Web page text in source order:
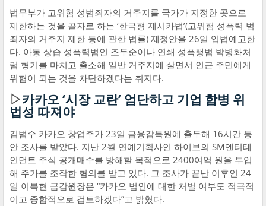
법무부가 고위험 성범죄자의 거주지를 국가가 지정한 곳으로
제한하는 것을 골자로 하는 ‘한국형 제시카법’(고위험 성폭력 범
죄자의 거주지 제한 등에 관한 법률) 제정안을 26일 입법예고한
다. 아동 상습 성폭력범인 조두순이나 연쇄 성폭행범 박병화처
럼 형기를 마치고 출소해 일반 거주지에 살면서 인근 주민에게
위협이 되는 것을 차단하겠다는 취지다.
▷카카오 ‘시장 교란’ 엄단하고 기업 합병 위
법성 따져야
김범수 카카오 창업주가 23일 금융감독원에 출두해 16시간 동
안 조사를 받았다. 지난 2월 연예기획사인 하이브의 SM엔터테
인먼트 주식 공개매수를 방해할 목적으로 2400여억 원을 투입
해 주가를 조작한 혐의를 받고 있다. 그 조사가 끝난 이후인 24
일 이복현 금감원장은 “카카오 법인에 대한 처벌 여부도 적극적
이고 종합적으로 검토하겠다”고 밝혔다.